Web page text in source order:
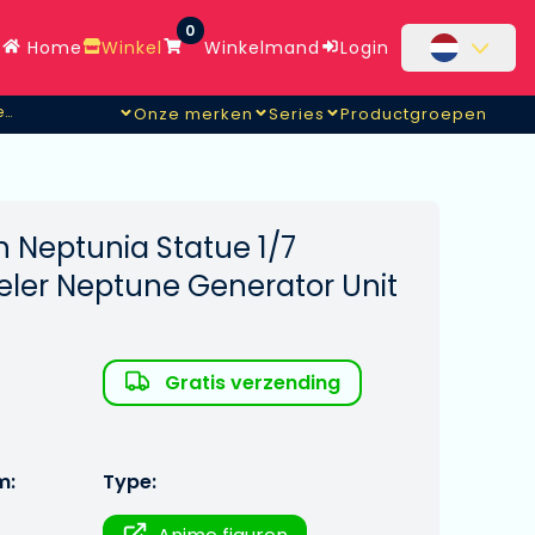
Home Winkel
0
Winkelmand Login
Statue 1/7 Dimension Traveler Neptune Generator Unit Ver. Onze merken Series Productgroepen
Neptunia Statue 1/7
Neptune Generator Unit
Gratis verzending
Type: